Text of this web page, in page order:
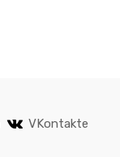
VKontakte